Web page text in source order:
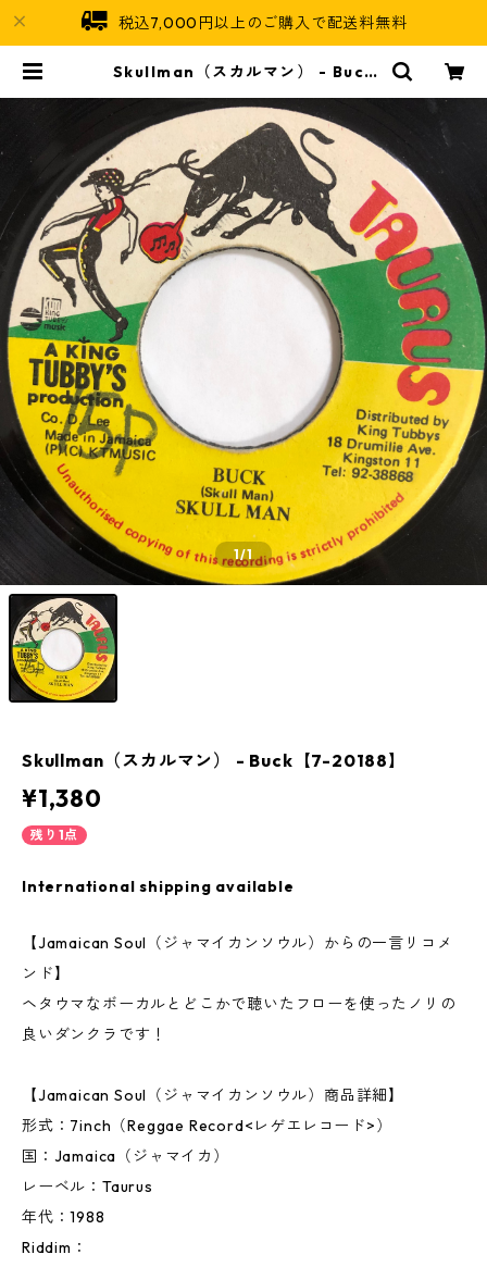
税込7,000円以上のご購入で配送料無料
Skullman（スカルマン） - Buck
1/1
Skullman（スカルマン） - Buck【7-20188】
¥1,380
残り1点
International shipping available
【Jamaican Soul（ジャマイカンソウル）からの一言リコメ
ンド】
ヘタウマなボーカルとどこかで聴いたフローを使ったノリの
良いダンクラです！
【Jamaican Soul（ジャマイカンソウル）商品詳細】
形式：7inch（Reggae Record<レゲエレコード>）
国：Jamaica（ジャマイカ）
レーベル：Taurus
年代：1988
Riddim：